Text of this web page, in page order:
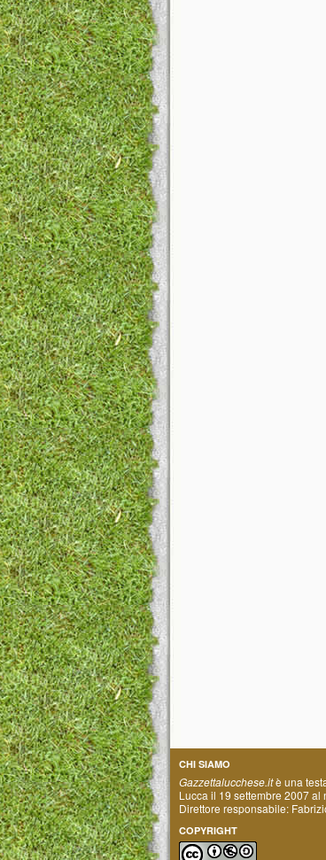
CHI SIAMO
Gazzettalucchese.itè una
Lucca il 19 settembre 2007
Direttore responsabile:
COPYRIGHT